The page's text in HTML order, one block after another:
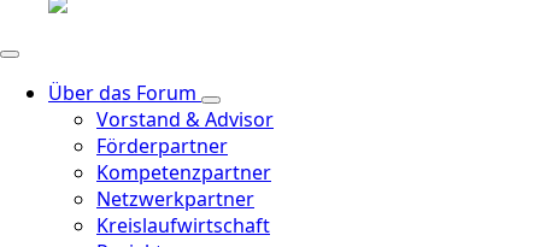
Über das Forum
Vorstand & Advisor
Förderpartner
Kompetenzpartner
Netzwerkpartner
Kreislaufwirtschaft